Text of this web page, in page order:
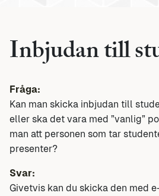
Inbjudan till
Fråga:
Kan man skicka inbjudan till
eller ska det vara med ”vanlig”
man att personen som tar
presenter?
Svar:
Givetvis kan du skicka den med